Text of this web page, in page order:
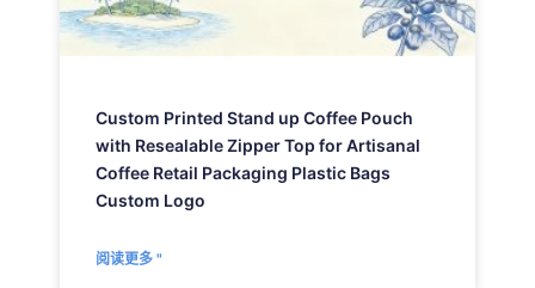
Custom Printed Stand up Coffee Pouch
with Resealable Zipper Top for Artisanal
Coffee Retail Packaging Plastic Bags
Custom Logo
阅读更多 "